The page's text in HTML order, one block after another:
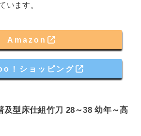
います。
Amazon
！ショッピング
及型床仕組竹刀 28～38 幼年～高